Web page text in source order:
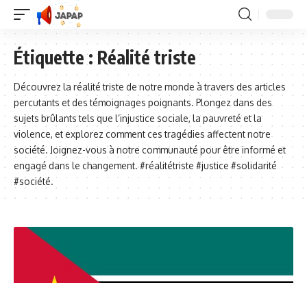
Étiquette :Réalité triste
Découvrez la réalité triste de notre monde à travers des articles
percutants et des témoignages poignants. Plongez dans des
sujets brûlants tels que l’injustice sociale, la pauvreté et la
violence, et explorez comment ces tragédies affectent notre
société. Joignez-vous à notre communauté pour être informé et
engagé dans le changement. #réalitétriste #justice #solidarité
#société.